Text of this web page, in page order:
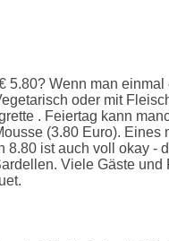
Wenn man
oder mit
. Feiertag kann
(3.80 Euro).
ist auch voll okay -
Viele Gäste